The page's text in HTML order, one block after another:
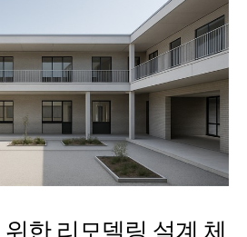
한 리모델링 설계 체